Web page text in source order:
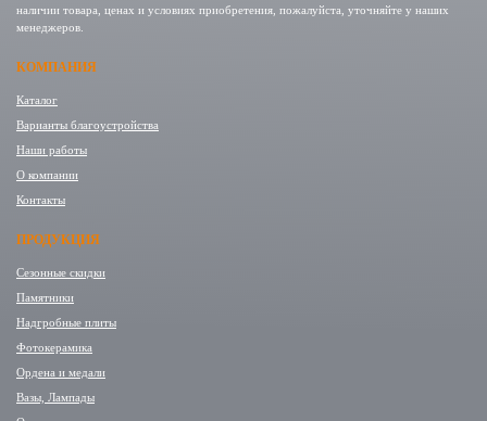
наличии товара, ценах и условиях приобретения, пожалуйста, уточняйте у наших
менеджеров.
КОМПАНИЯ
Каталог
Варианты благоустройства
Наши работы
О компании
Контакты
ПРОДУКЦИЯ
Сезонные скидки
Памятники
Надгробные плиты
Фотокерамика
Ордена и медали
Вазы, Лампады